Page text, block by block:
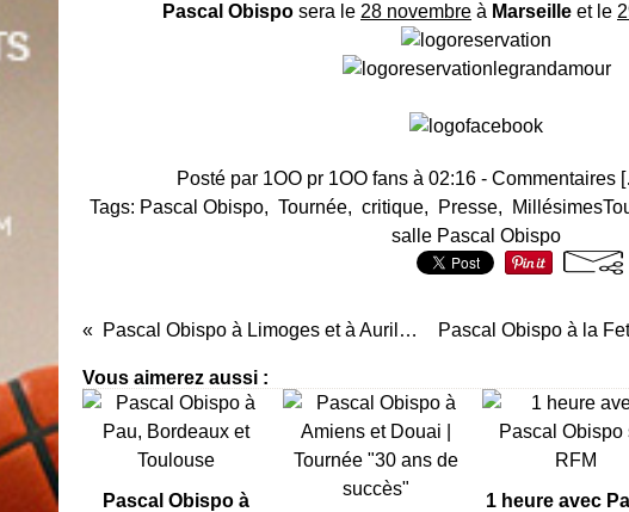
Pascal Obispo sera le 28 novembre à Marseille et le
Posté par 1OO pr 1OO fans à 02:16 - Commentaires [
Tags: Pascal Obispo, Tournée, critique, Presse,
salle Pascal Obispo
Pascal Obispo à Limoges et à Aurillac
Vous aimerez aussi :
Pascal Obispo à
1 heure avec